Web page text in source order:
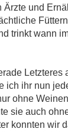
Ärzte und
trinkt wann
ich ihr nun
ohne
sie auch
konnten wir